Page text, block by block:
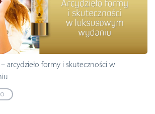
arcydzieło formy i skuteczności w